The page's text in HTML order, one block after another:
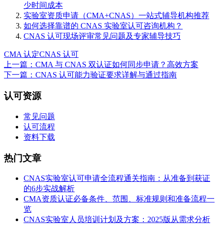
少时间成本
实验室资质申请（CMA+CNAS）一站式辅导机构推荐
如何选择靠谱的 CNAS 实验室认可咨询机构？
CNAS 认可现场评审常见问题及专家辅导技巧
CMA 认定CNAS 认可
上一篇：CMA 与 CNAS 双认证如何同步申请？高效方案
下一篇：CNAS 认可能力验证要求详解与通过指南
认可资源
常见问题
认可流程
资料下载
热门文章
CNAS实验室认可申请全流程通关指南：从准备到获证
的6步实战解析
CMA资质认证必备条件、范围、标准规则和准备流程一
览
CNAS实验室人员培训计划及方案：2025版从需求分析